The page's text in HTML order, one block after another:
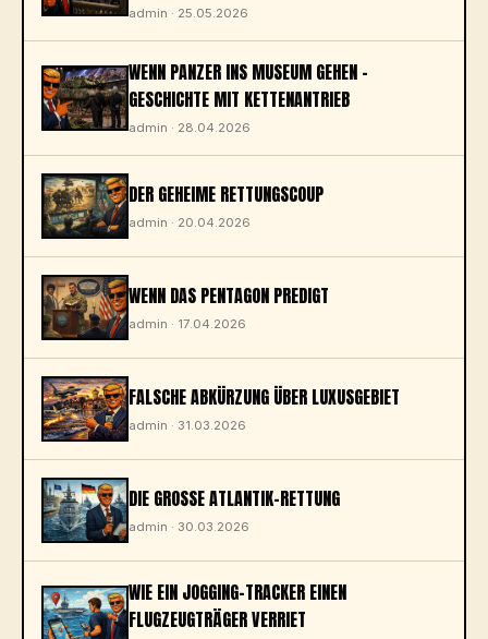
admin · 25.05.2026
WENN PANZER INS MUSEUM GEHEN –
GESCHICHTE MIT KETTENANTRIEB
admin · 28.04.2026
DER GEHEIME RETTUNGSCOUP
admin · 20.04.2026
WENN DAS PENTAGON PREDIGT
admin · 17.04.2026
FALSCHE ABKÜRZUNG ÜBER LUXUSGEBIET
admin · 31.03.2026
DIE GROSSE ATLANTIK-RETTUNG
admin · 30.03.2026
WIE EIN JOGGING-TRACKER EINEN
FLUGZEUGTRÄGER VERRIET